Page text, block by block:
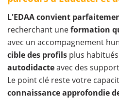
L'EDAA convient
recherchant uneformation
avec un accompagnement
cible des profils plus
autodidacteavec des
Le point clé reste votre
connaissance approfondie